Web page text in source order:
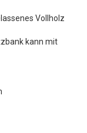
Vollholz
kann mit